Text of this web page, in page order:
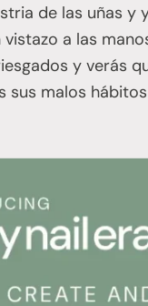
de las uñas y
a las
y verás
sus malos